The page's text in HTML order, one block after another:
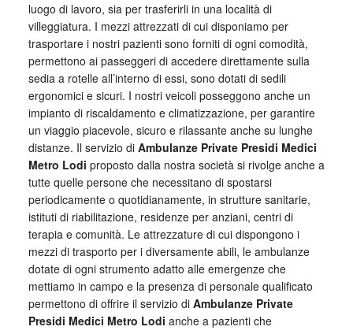
luogo di lavoro, sia per trasferirli in una località di
villeggiatura. I mezzi attrezzati di cui disponiamo per
trasportare i nostri pazienti sono forniti di ogni comodità,
permettono ai passeggeri di accedere direttamente sulla
sedia a rotelle all’interno di essi, sono dotati di sedili
ergonomici e sicuri. I nostri veicoli posseggono anche un
impianto di riscaldamento e climatizzazione, per garantire
un viaggio piacevole, sicuro e rilassante anche su lunghe
distanze. Il servizio di Ambulanze Private Presidi Medici
Metro Lodi proposto dalla nostra società si rivolge anche a
tutte quelle persone che necessitano di spostarsi
periodicamente o quotidianamente, in strutture sanitarie,
istituti di riabilitazione, residenze per anziani, centri di
terapia e comunità. Le attrezzature di cui dispongono i
mezzi di trasporto per i diversamente abili, le ambulanze
dotate di ogni strumento adatto alle emergenze che
mettiamo in campo e la presenza di personale qualificato
permettono di offrire il servizio di Ambulanze Private
Presidi Medici Metro Lodi anche a pazienti che